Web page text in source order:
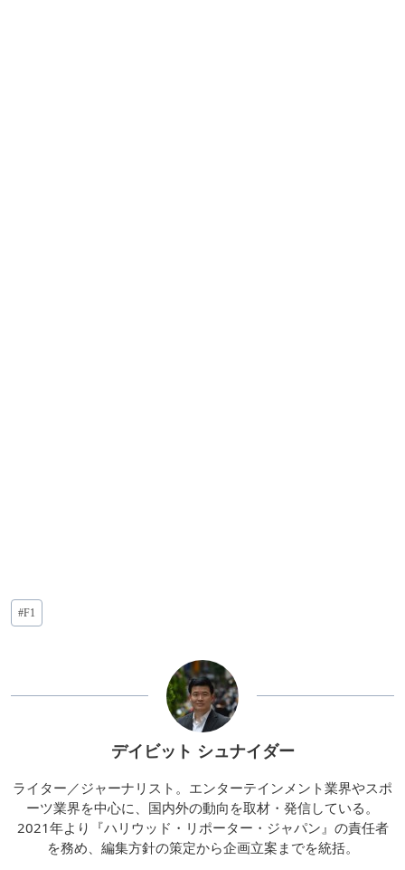
投
稿
#F1
デイビット シュナイダー
ライター／ジャーナリスト。エンターテインメント業界やスポ
ーツ業界を中心に、国内外の動向を取材・発信している。
2021年より『ハリウッド・リポーター・ジャパン』の責任者
を務め、編集方針の策定から企画立案までを統括。